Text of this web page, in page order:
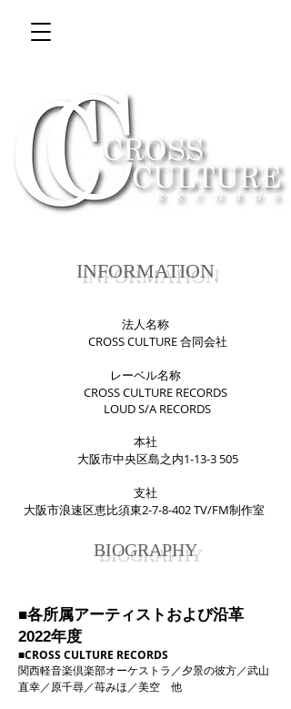
INFORMATION
法人名称
​ CROSS CULTURE 合同会社
レーベル名称
CROSS CULTURE RECORDS
LOUD S/A RECORDS​
本社
大阪市中央区島之内1-13-3 505
支社
大阪市浪速区恵比須東2-7-8-402 TV/FM制作室
BIOGRAPHY
■各所属アーティストおよび沿革
2022年度
■CROSS CULTURE RECORDS
関西軽音楽倶楽部オーケストラ／夕景の彼方／武山
直幸／原千尋／苺みほ／美空 他